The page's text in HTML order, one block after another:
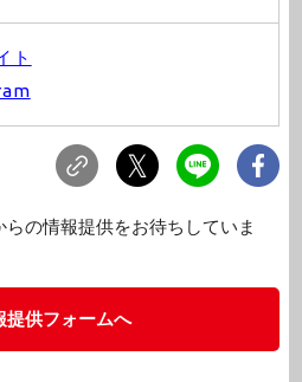
ト
の情報提供をお待ちしていま
提供フォームへ